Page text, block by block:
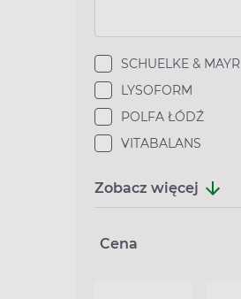
SCHUELKE & MAYR
LYSOFORM
POLFA ŁÓDŹ
VITABALANS
Zobacz więcej
Cena